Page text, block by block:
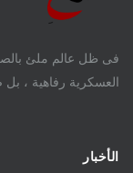
فى ظل عالم ملئ
العسكرية رفاهية ،
الأخبار